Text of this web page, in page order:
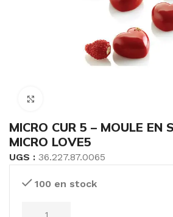
MICRO CUR 5 – MOULE EN
MICRO LOVE5
UGS : 36.227.87.0065
100 en stock